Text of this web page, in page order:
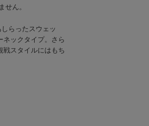
せん。
らったスウェッ
ネックタイプ。さら
戦スタイルにはもち